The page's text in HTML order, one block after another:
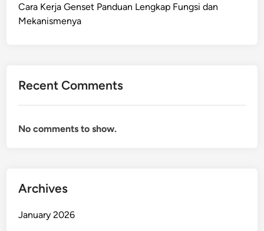
Cara Kerja Genset Panduan Lengkap Fungsi dan
Mekanismenya
Recent Comments
No comments to show.
Archives
January 2026